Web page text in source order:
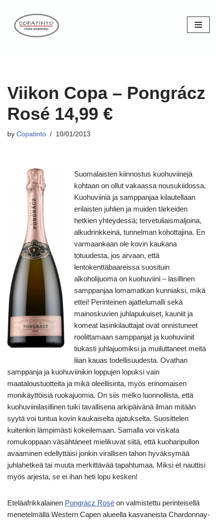
Skip
Viikon Copa – Pongrácz
Rosé 14,99 €
by Copatinto 10/01/2013
Suomalaisten kiinnostus kuohuviinejä
kohtaan on ollut vakaassa nousukiidossa.
Kuohuviiniä ja samppanjaa kilautellaan
erilaisten juhlien ja muiden tärkeiden
hetkien yhteydessä; tervetuliaismaljoina,
alkudrinkkeinä, tunnelman kohottajina. En
varmaankaan ole kovin kaukana
totuudesta, jos arvaan, että
lentokenttäbaareissa suosituin
alkoholijuoma on kuohuviini – lasillinen
samppanjaa lomamatkan kunniaksi, mikä
ettei! Perinteinen ajattelumalli sekä
mainoskuvien juhlapukuiset, kauniit ja
komeat lasinkilauttajat ovat onnistuneet
roolittamaan samppanjat ja kuohuviinit
tiukasti juhlajuomiksi ja muiluttaneet meitä
liian kauas todellisuudesta. Ovathan
samppanja ja kuohuviinikin loppujen lopuksi vain
maataloustuotteita ja mikä oleellisinta, myös erinomaisen
monikäyttöisiä ruokajuomia. On siis melko luonnollista, että
kuohuviinilasillinen tuiki tavallisena arkipäivänä ilman mitään
syytä voi tuntua kovin kaukaiselta ajatukselta. Suosittelen
kuitenkin lämpimästi kokeilemaan. Samalla voi viskata
romukoppaan väsähtäneet mielikuvat siitä, että kuoharipullon
avaaminen edellyttäisi jonkin virallisen tahon hyväksymää
juhlahetkeä tai muuta merkittävää tapahtumaa. Miksi et nauttisi
myös arjesta, se ei ihan heti lopu kesken!
Eteläafrikkalainen Pongrácz Rosé on valmistettu perinteisellä
menetelmällä Western Capen alueella kasvaneista Chardonnay-